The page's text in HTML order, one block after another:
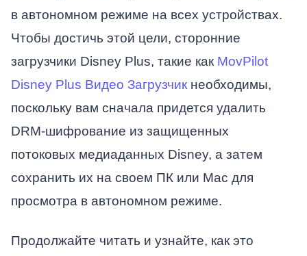
в автономном режиме на всех устройствах.
Чтобы достичь этой цели, сторонние
загрузчики Disney Plus, такие как MovPilot
Disney Plus Видео Загрузчикнеобходимы,
поскольку вам сначала придется удалить
DRM-шифрование из защищенных
потоковых медиаданных Disney, а затем
сохранить их на своем ПК или Mac для
просмотра в автономном режиме.
Продолжайте читать и узнайте, как это